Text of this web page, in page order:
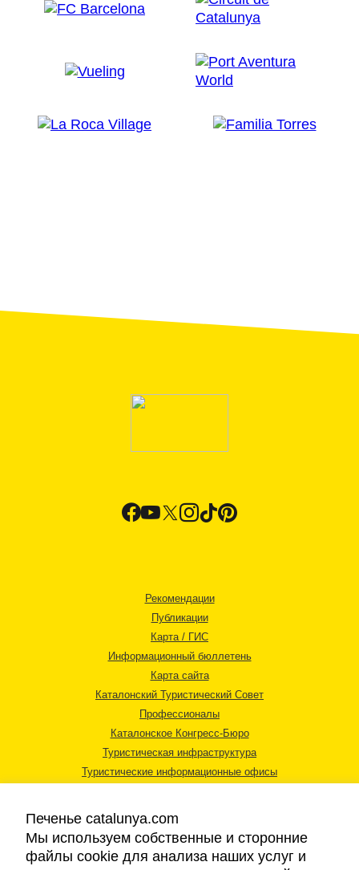
Рекомендации
Публикации
Карта / ГИС
Информационный бюллетень
Карта сайта
Каталонский Туристический Совет
Профессионалы
Каталонское Конгресс-Бюро
Туристическая инфраструктура
Туристические информационные офисы
Печенье catalunya.com
Мы используем собственные и сторонние
файлы cookie для анализа наших услуг и